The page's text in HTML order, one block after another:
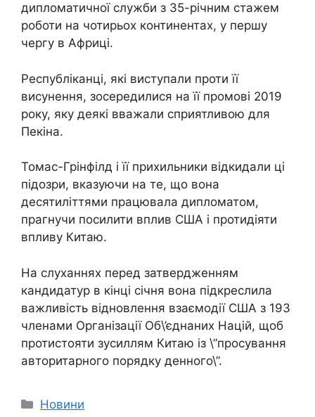
дипломатичної служби з 35-річним стажем
роботи на чотирьох континентах, у першу
чергу в Африці.
Республіканці, які виступали проти її
висунення, зосередилися на її промові 2019
року, яку деякі вважали сприятливою для
Пекіна.
Томас-Грінфілд і її прихильники відкидали ці
підозри, вказуючи на те, що вона
десятиліттями працювала дипломатом,
прагнучи посилити вплив США і протидіяти
впливу Китаю.
На слуханнях перед затвердженням
кандидатур в кінці січня вона підкреслила
важливість відновлення взаємодії США з 193
членами Організації Об\’єднаних Націй, щоб
протистояти зусиллям Китаю із \”просування
авторитарного порядку денного\”.
Категорії
Новини